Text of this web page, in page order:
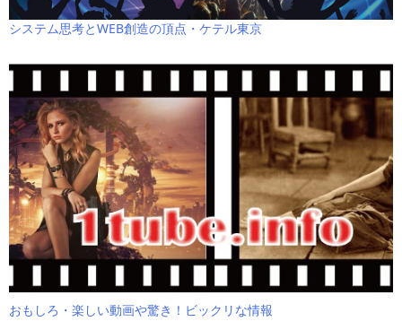
システム思考とWEB創造の頂点・ケテル東京
おもしろ・楽しい動画や驚き！ビックリな情報